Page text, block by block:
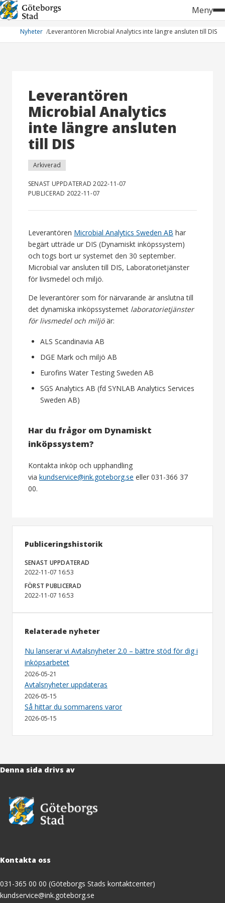
Hoppa
till
innehåll
Meny
Nyheter Leverantören Microbial Analytics inte längre ansluten till DIS
Leverantören
Microbial Analytics
inte längre ansluten
till DIS
Arkiverad
SENAST UPPDATERAD 2022-11-07
PUBLICERAD 2022-11-07
Leverantören Microbial Analytics Sweden AB har
begärt utträde ur DIS (Dynamiskt inköpssystem)
och togs bort ur systemet den 30 september.
Microbial var ansluten till DIS, Laboratorietjänster
för livsmedel och miljö.
De leverantörer som för närvarande är anslutna till
det dynamiska inköpssystemet laboratorietjänster
för livsmedel och miljöär:
ALS Scandinavia AB
DGE Mark och miljö AB
Eurofins Water Testing Sweden AB
SGS Analytics AB (fd SYNLAB Analytics Services
Sweden AB)
Har du frågor om Dynamiskt
inköpssystem?
Kontakta inköp och upphandling
via kundservice@ink.goteborg.se eller 031-366 37
00.
Publiceringshistorik
SENAST UPPDATERAD
2022-11-07 16:53
FÖRST PUBLICERAD
2022-11-07 16:53
Relaterade nyheter
Nu lanserar vi Avtalsnyheter 2.0 – bättre stöd för dig i
inköpsarbetet
2026-05-21
Avtalsnyheter uppdateras
2026-05-15
Så hittar du sommarens varor
2026-05-15
Denna sida drivs av
Kontakta oss
031-365 00 00 (Göteborgs Stads kontaktcenter)
kundservice@ink.goteborg.se